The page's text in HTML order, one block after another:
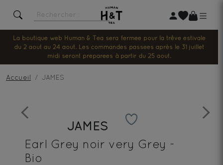
La boutique web Human & Tea sera fermée pour la trêve estivale
du 2 août au 24 août. Les commandes passées après le 31 juillet
midi seront préparées à partir du 25 août.
Accueil JAMES
Previous Next
JAMES
Earl Grey noir very Grey -
Bio